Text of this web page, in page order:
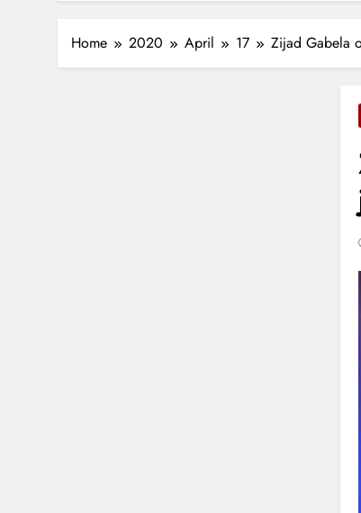
Home 2020 April 17 Zijad Gabela